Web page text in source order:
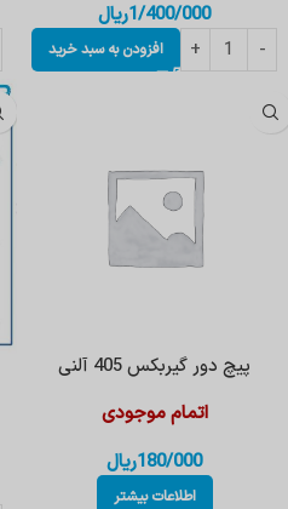
1/400/000ریال
افزودن به سبد خرید
پیچ دور گیربکس 405 آلنی
اتمام موجودی
180/000ریال
اطلاعات بیشتر